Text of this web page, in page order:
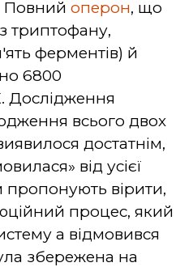
Повний оперон, що
триптофану,
ферментів) й
6800
Дослідження
всього двох
достатнім,
від усієї
пропонують вірити,
процес, який
а відмовився
збережена на